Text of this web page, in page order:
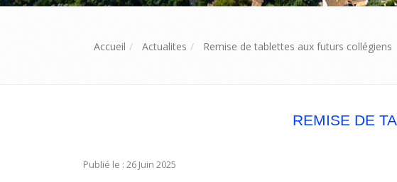
Accueil Actualites Remise de tablettes aux futurs collégiens
REMISE DE
Publié le : 26 Juin 2025